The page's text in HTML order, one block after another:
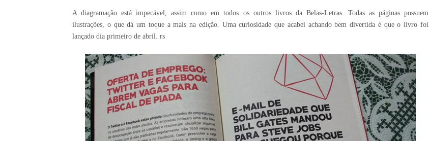
A diagramação está impecável, assim como em todos os outros livros da Belas-Letras. Todas as páginas possuem
ilustrações, o que dá um toque a mais na edição. Uma curiosidade que acabei achando bem divertida é que o livro foi
lançado dia primeiro de abril. rs